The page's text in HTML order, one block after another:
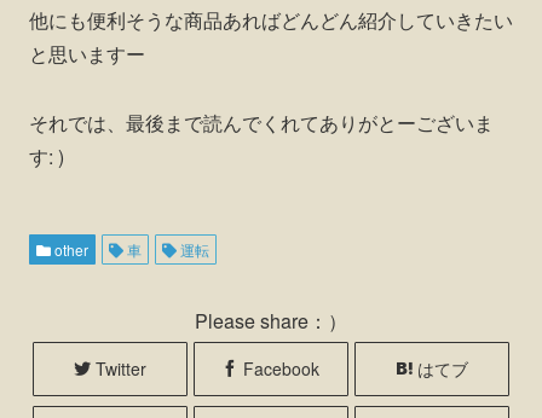
他にも便利そうな商品あればどんどん紹介していきたい
と思いますー
それでは、最後まで読んでくれてありがとーございま
す: )
other 車 運転
Please share：）
Twitter Facebook はてブ